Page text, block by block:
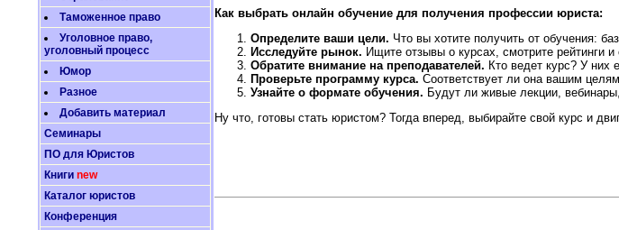
Таможенное право
Уголовное право,
уголовный процесс
Юмор
Разное
Добавить материал
Семинары
ПО для Юристов
Книги new
Каталог юристов
Конференция
Как выбрать онлайн обучение для получения профессии юриста:
Определите ваши цели. Что вы хотите получить от обучения:
Исследуйте рынок. Ищите отзывы о курсах, смотрите рейтинги
Обратите внимание на преподавателей. Кто ведет курс? У них
Проверьте программу курса. Соответствует ли она вашим
Узнайте о формате обучения. Будут ли живые лекции,
Ну что, готовы стать юристом? Тогда вперед, выбирайте свой курс и